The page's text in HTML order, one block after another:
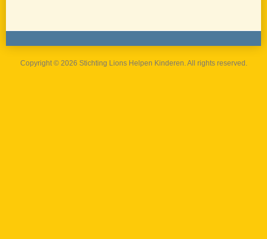
Copyright © 2026 Stichting Lions Helpen Kinderen. All rights reserved.